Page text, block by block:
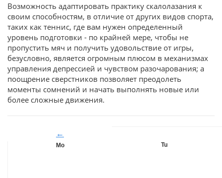
Возможность адаптировать практику скалолазания к
своим способностям, в отличие от других видов спорта,
таких как теннис, где вам нужен определенный
уровень подготовки - по крайней мере, чтобы не
пропустить мяч и получить удовольствие от игры,
безусловно, является огромным плюсом в механизмах
управления депрессией и чувством разочарования; а
поощрение сверстников позволяет преодолеть
моменты сомнений и начать выполнять новые или
более сложные движения.
←
Mo Tu